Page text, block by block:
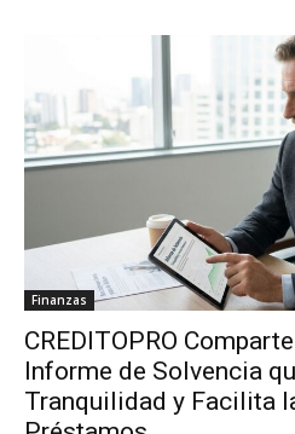
Finanzas
CREDITOPRO
Informe de Solvencia
Tranquilidad y Facilita